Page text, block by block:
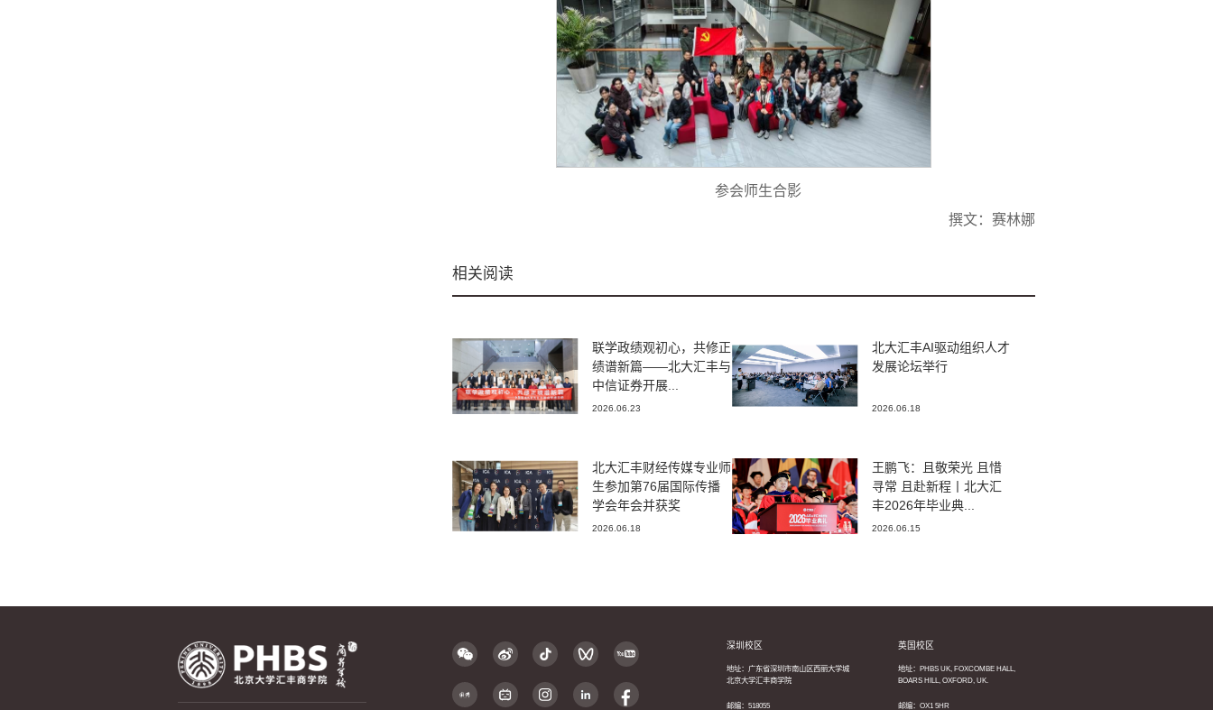
参会师生合影
撰文：赛林娜
相关阅读
联学政绩观初心，共修正
绩谱新篇——北大汇丰与
中信证券开展...
2026.06.23
北大汇丰AI驱动组织人才
发展论坛举行
2026.06.18
北大汇丰财经传媒专业师
生参加第76届国际传播
学会年会并获奖
2026.06.18
王鹏飞：且敬荣光 且惜
寻常 且赴新程丨北大汇
丰2026年毕业典...
2026.06.15
深圳校区
地址：广东省深圳市南山区西丽大学城
北京大学汇丰商学院
邮编：518055
英国校区
地址：PHBS UK, FOXCOMBE HALL,
BOARS HILL, OXFORD, UK.
邮编：OX1 5HR